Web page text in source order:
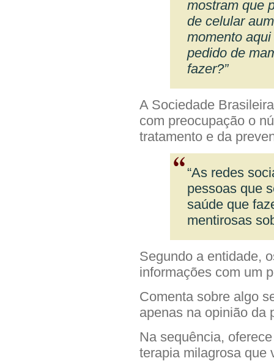
mostram que
de celular
momento
pedido de
fazer?”
A Sociedade
com preocupação o
tratamento e da
“As redes
pessoas que
saúde que
mentirosas
Segundo a entidade,
informações com um
Comenta sobre algo
apenas na opinião da
Na sequência,
terapia milagrosa que